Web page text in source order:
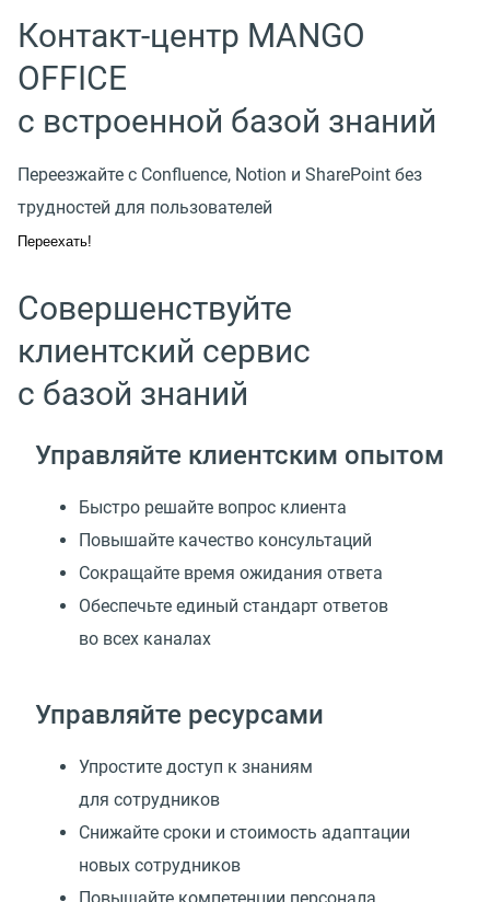
Контакт-центр MANGO
OFFICE
с встроенной базой знаний
Переезжайте с Confluence, Notion и SharePoint без
трудностей для пользователей
Переехать!
Совершенствуйте
клиентский сервис
с базой знаний
Управляйте клиентским опытом
Быстро решайте вопрос клиента
Повышайте качество консультаций
Сокращайте время ожидания ответа
Обеспечьте единый стандарт ответов
во всех каналах
Управляйте ресурсами
Упростите доступ к знаниям
для сотрудников
Снижайте сроки и стоимость адаптации
новых сотрудников